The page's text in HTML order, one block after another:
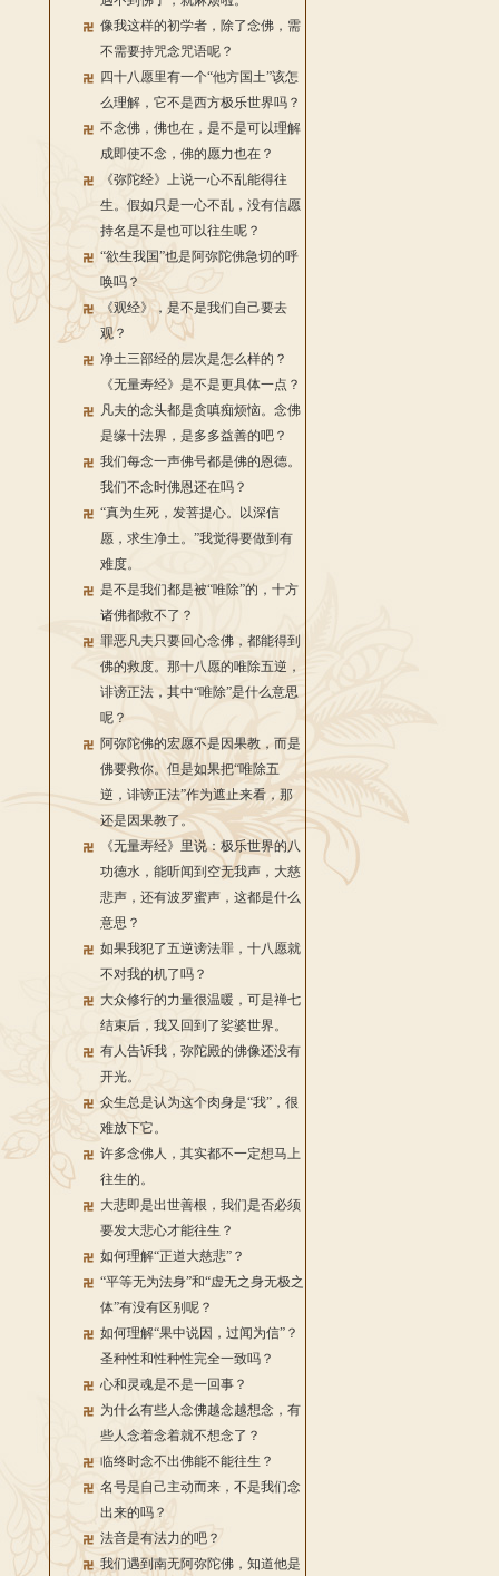
像我这样的初学者，除了念佛，需
不需要持咒念咒语呢？
四十八愿里有一个“他方国土”该怎
么理解，它不是西方极乐世界吗？
不念佛，佛也在，是不是可以理解
成即使不念，佛的愿力也在？
《弥陀经》上说一心不乱能得往
生。假如只是一心不乱，没有信愿
持名是不是也可以往生呢？
“欲生我国”也是阿弥陀佛急切的呼
唤吗？
《观经》，是不是我们自己要去
观？
净土三部经的层次是怎么样的？
《无量寿经》是不是更具体一点？
凡夫的念头都是贪嗔痴烦恼。念佛
是缘十法界，是多多益善的吧？
我们每念一声佛号都是佛的恩德。
我们不念时佛恩还在吗？
“真为生死，发菩提心。以深信
愿，求生净土。”我觉得要做到有
难度。
是不是我们都是被“唯除”的，十方
诸佛都救不了？
罪恶凡夫只要回心念佛，都能得到
佛的救度。那十八愿的唯除五逆，
诽谤正法，其中“唯除”是什么意思
呢？
阿弥陀佛的宏愿不是因果教，而是
佛要救你。但是如果把“唯除五
逆，诽谤正法”作为遮止来看，那
还是因果教了。
《无量寿经》里说：极乐世界的八
功德水，能听闻到空无我声，大慈
悲声，还有波罗蜜声，这都是什么
意思？
如果我犯了五逆谤法罪，十八愿就
不对我的机了吗？
大众修行的力量很温暖，可是禅七
结束后，我又回到了娑婆世界。
有人告诉我，弥陀殿的佛像还没有
开光。
众生总是认为这个肉身是“我”，很
难放下它。
许多念佛人，其实都不一定想马上
往生的。
大悲即是出世善根，我们是否必须
要发大悲心才能往生？
如何理解“正道大慈悲”？
“平等无为法身”和“虚无之身无极之
体”有没有区别呢？
如何理解“果中说因，过闻为信”？
圣种性和性种性完全一致吗？
心和灵魂是不是一回事？
为什么有些人念佛越念越想念，有
些人念着念着就不想念了？
临终时念不出佛能不能往生？
名号是自己主动而来，不是我们念
出来的吗？
法音是有法力的吧？
我们遇到南无阿弥陀佛，知道他是